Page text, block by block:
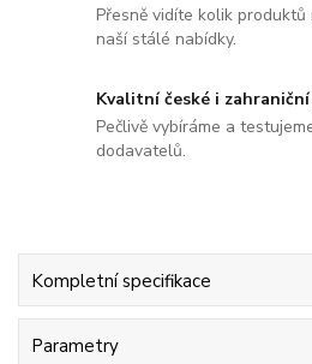
Přesně vidíte kolik
naší stálé nabídky.
Kvalitní české i
Pečlivě vybíráme a
dodavatelů.
Kompletní specifikace
Parametry